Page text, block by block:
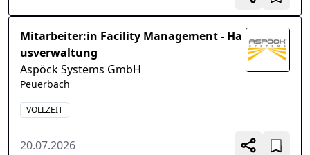
Mitarbeiter:in Facility Management - Ha
usverwaltung
Aspöck Systems GmbH
Peuerbach
VOLLZEIT
20.07.2026